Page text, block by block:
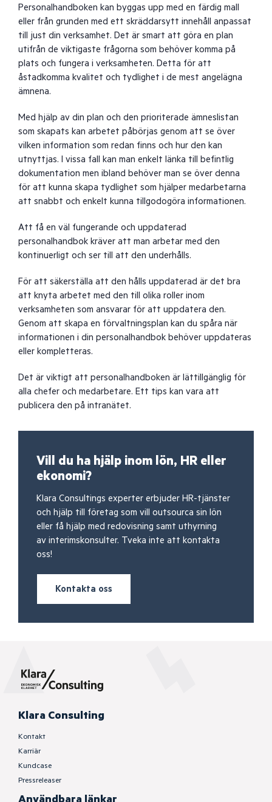
Personalhandboken kan byggas upp med en färdig mall
eller från grunden med ett skräddarsytt innehåll anpassat
till just din verksamhet. Det är smart att göra en plan
utifrån de viktigaste frågorna som behöver komma på
plats och fungera i verksamheten. Detta för att
åstadkomma kvalitet och tydlighet i de mest angelägna
ämnena.
Med hjälp av din plan och den prioriterade ämneslistan
som skapats kan arbetet påbörjas genom att se över
vilken information som redan finns och hur den kan
utnyttjas. I vissa fall kan man enkelt länka till befintlig
dokumentation men ibland behöver man se över denna
för att kunna skapa tydlighet som hjälper medarbetarna
att snabbt och enkelt kunna tillgodogöra informationen.
Att få en väl fungerande och uppdaterad
personalhandbok kräver att man arbetar med den
kontinuerligt och ser till att den underhålls.
För att säkerställa att den hålls uppdaterad är det bra
att knyta arbetet med den till olika roller inom
verksamheten som ansvarar för att uppdatera den.
Genom att skapa en förvaltningsplan kan du spåra när
informationen i din personalhandbok behöver uppdateras
eller kompletteras.
Det är viktigt att personalhandboken är lättillgänglig för
alla chefer och medarbetare. Ett tips kan vara att
publicera den på intranätet.
Vill du ha hjälp inom lön, HR eller
ekonomi?
Klara Consultings experter erbjuder HR-tjänster
och hjälp till företag som vill outsourca sin lön
eller få hjälp med redovisning samt uthyrning
av interimskonsulter. Tveka inte att kontakta
oss!
Kontakta oss
Klara Consulting
Kontakt
Karriär
Kundcase
Pressreleaser